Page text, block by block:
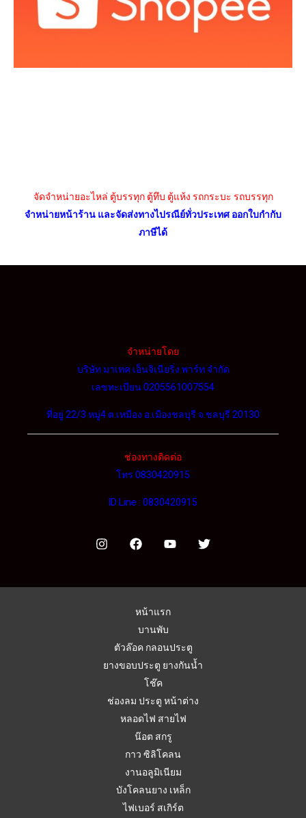
จัดจำหน่ายอะไหล่ ตู้บรรทุก ตู้ทึบ ตู้แห้ง รถกระบะ รถบรรทุก
จำหน่ายหน้าร้าน และจัดส่งทางไปรณีย์ทั่วประเทศ ออกใบกำกับ
ภาษีได้
จำหน่ายโดย
บริษัท มาเทค เอ็นจิเนียริ่ง พาร์ท จำกัด
เลขทะเบียน 0205561007554
ที่อยู่ 22/3 หมู่4 ต.เหมือง อ.เมืองชลบุรี จ.ชลบุรี 20130
ช่องทางติดต่อ
โทร 0830420915
ID Line : 0830420915
หน้าแรก
บานพับ
ตัวล๊อค กลอนประตู
ยางขอบประตู ยางกันน้ำ
โช๊ค
ช่องลม ประตู หน้าต่าง
หลอดไฟ สายไฟ
น๊อต สกรู
กาว ซิลิโคลน
งานอลูมิเนียม
บังโคลนยาง เหล็ก
ไฟเบอร์ สเกิร์ต